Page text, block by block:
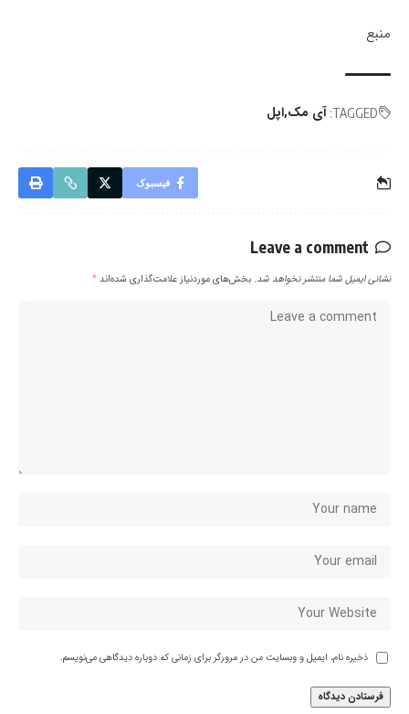
منبع
TAGGED: آی مک اپل
فیسبوک
Leave a comment
نشانی ایمیل شما منتشر نخواهد شد. بخش‌های موردنیاز علامت‌گذاری شده‌اند*
ذخیره نام، ایمیل و وبسایت من در مرورگر برای زمانی که دوباره دیدگاهی می‌نویسم.